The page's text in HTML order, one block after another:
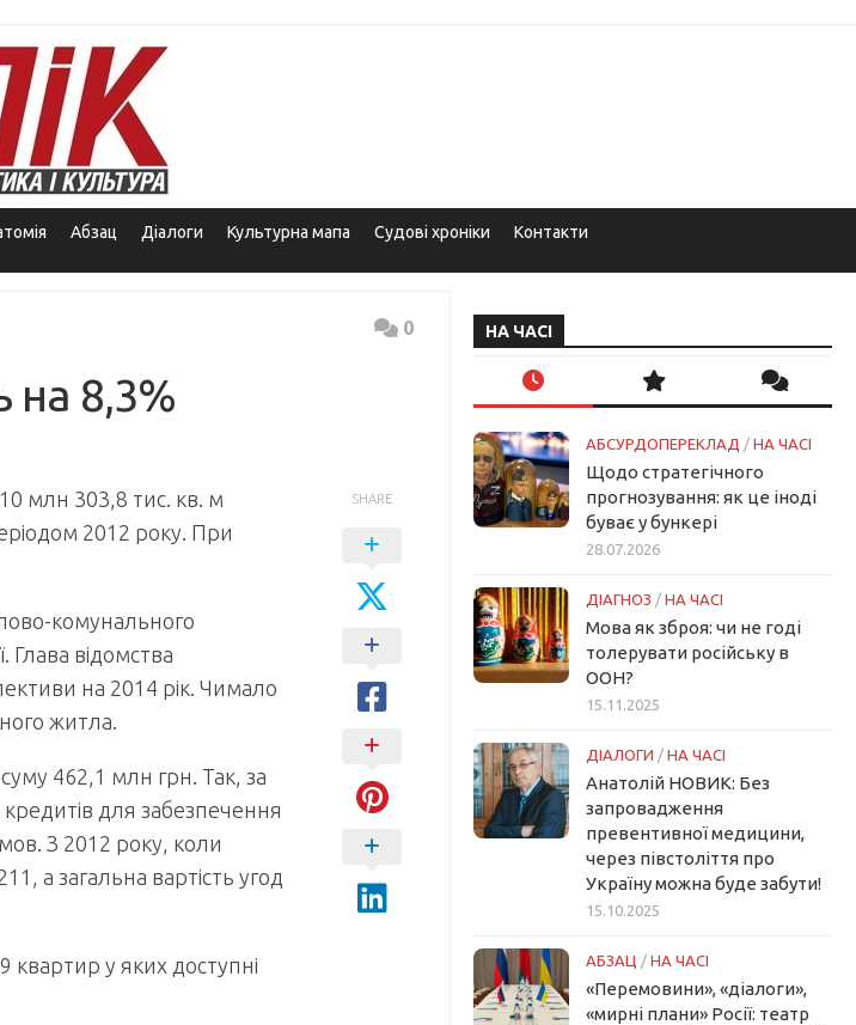
Абзац Діалоги Культурна мапа Судові хроніки Контакти
0
на 8,3%
млн 303,8 тис. кв. м
2012 року. При
комунального
Глава відомства
на 2014 рік. Чимало
житла.
462,1 млн грн. Так, за
для забезпечення
З 2012 року, коли
а загальна вартість угод
квартир у яких доступні
SHARE
НА ЧАСІ
АБСУРДОПЕРЕКЛАД / НА ЧАСІ
Щодо стратегічного
прогнозування: як це іноді
буває у бункері
28.07.2026
ДІАГНОЗ / НА ЧАСІ
Мова як зброя: чи не годі
толерувати російську в
ООН?
15.11.2025
ДІАЛОГИ / НА ЧАСІ
Анатолій НОВИК: Без
запровадження
превентивної медицини,
через півстоліття про
Україну можна буде забути!
15.10.2025
АБЗАЦ / НА ЧАСІ
«Перемовини», «діалоги»,
«мирні плани» Росії: театр